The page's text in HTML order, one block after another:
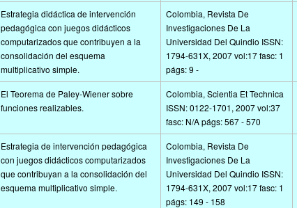
Estrategia didáctica de intervención
pedagógica con juegos didácticos
computarizados que contribuyen a la
consolidación del esquema
multiplicativo simple.
Colombia, Revista De
Investigaciones De La
Universidad Del Quindio ISSN:
1794-631X, 2007 vol:17 fasc: 1
págs: 9 -
El Teorema de Paley-Wiener sobre
funciones realizables.
Colombia, Scientia Et Technica
ISSN: 0122-1701, 2007 vol:37
fasc: N/A págs: 567 - 570
Estrategia de intervención pedagógica
con juegos didácticos computarizados
que contribuyan a la consolidación del
esquema multiplicativo simple.
Colombia, Revista De
Investigaciones De La
Universidad Del Quindio ISSN:
1794-631X, 2007 vol:17 fasc: 1
págs: 149 - 158